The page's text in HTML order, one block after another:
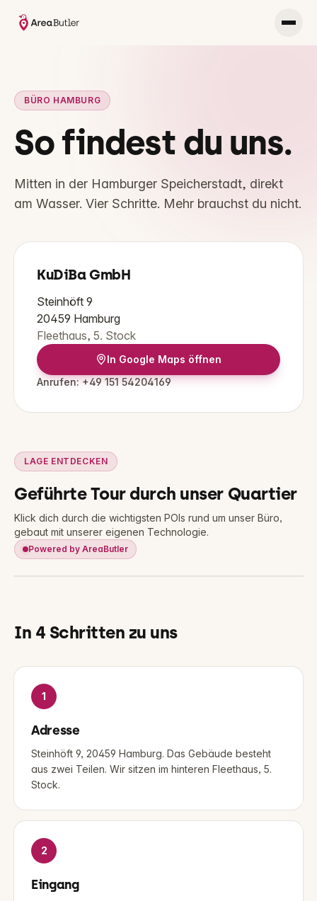
BÜRO HAMBURG
So findest du uns.
Mitten in der Hamburger Speicherstadt, direkt
am Wasser. Vier Schritte. Mehr brauchst du nicht.
KuDiBa GmbH
Steinhöft 9
20459 Hamburg
Fleethaus, 5. Stock
In Google Maps öffnen
Anrufen:+49 151 54204169
LAGE ENTDECKEN
Geführte Tour durch unser Quartier
Klick dich durch die wichtigsten POIs rund um unser Büro,
gebaut mit unserer eigenen Technologie.
Powered by AreaButler
In 4 Schritten zu uns
1
Adresse
Steinhöft 9, 20459 Hamburg. Das Gebäude besteht
aus zwei Teilen. Wir sitzen im hinteren Fleethaus, 5.
Stock.
2
Eingang